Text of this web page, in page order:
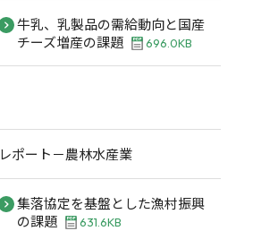
牛乳、乳製品の需給動向と国産
チーズ増産の課題
696.0KB
レポート－農林水産業
集落協定を基盤とした漁村振興
の課題
631.6KB